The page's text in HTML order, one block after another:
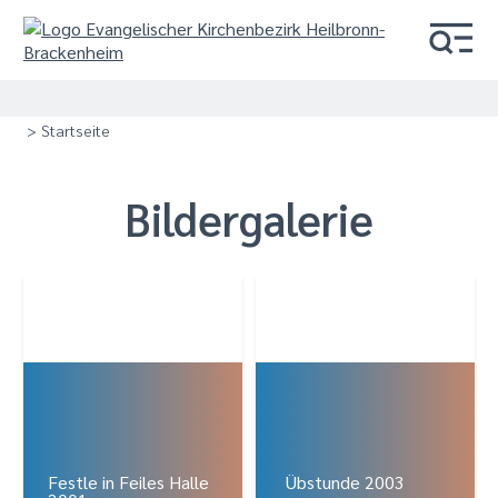
> Startseite
Bildergalerie
Festle in Feiles Halle Übstunde 2003